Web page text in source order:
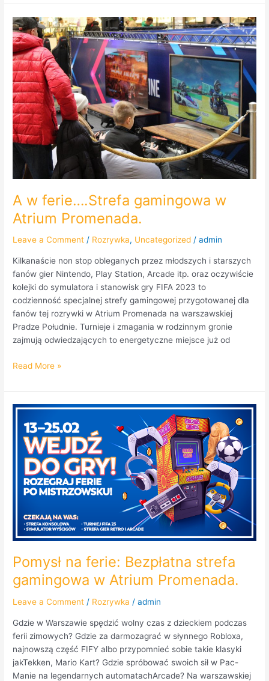
A w ferie….Strefa gamingowa w
Atrium Promenada.
Leave a Comment / Rozrywka, Uncategorized /admin
Kilkanaście non stop obleganych przez młodszych i starszych
fanów gier Nintendo, Play Station, Arcade itp. oraz oczywiście
kolejki do symulatora i stanowisk gry FIFA 2023 to
codzienność specjalnej strefy gamingowej przygotowanej dla
fanów tej rozrywki w Atrium Promenada na warszawskiej
Pradze Południe. Turnieje i zmagania w rodzinnym gronie
zajmują odwiedzających to energetyczne miejsce już od
A
w
ferie….Strefa
gamingowa
w
Atrium
Promenada.
Read More »
Pomysł na ferie: Bezpłatna strefa
gamingowa w Atrium Promenada.
Leave a Comment / Rozrywka /admin
Gdzie w Warszawie spędzić wolny czas z dzieckiem podczas
ferii zimowych? Gdzie za darmozagrać w słynnego Robloxa,
najnowszą część FIFY albo przypomnieć sobie takie klasyki
jakTekken, Mario Kart? Gdzie spróbować swoich sił w Pac-
Manie na legendarnych automatachArcade? Na warszawskiej
Pomysł
ferie:
Bezpłatna
strefa
gamingowa
Promenada.